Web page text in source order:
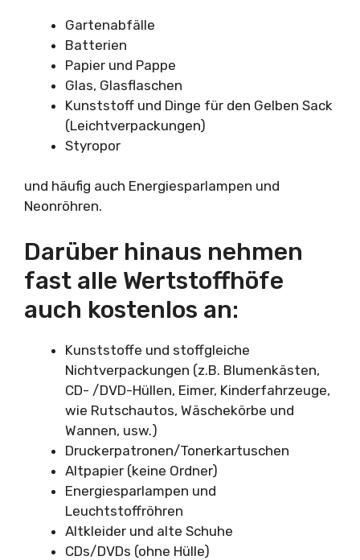
Gartenabfälle
Batterien
Papier und Pappe
Glas, Glasflaschen
Kunststoff und Dinge für den Gelben Sack
(Leichtverpackungen)
Styropor
und häufig auch Energiesparlampen und
Neonröhren.
Darüber hinaus nehmen
fast alle Wertstoffhöfe
auch kostenlos an:
Kunststoffe und stoffgleiche
Nichtverpackungen (z.B. Blumenkästen,
CD- /DVD-Hüllen, Eimer, Kinderfahrzeuge,
wie Rutschautos, Wäschekörbe und
Wannen, usw.)
Druckerpatronen/Tonerkartuschen
Altpapier (keine Ordner)
Energiesparlampen und
Leuchtstoffröhren
Altkleider und alte Schuhe
CDs/DVDs (ohne Hülle)